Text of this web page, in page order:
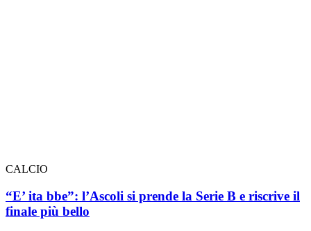
CALCIO
“E’ ita bbe”: l’Ascoli si prende la Serie B e riscrive il
finale più bello